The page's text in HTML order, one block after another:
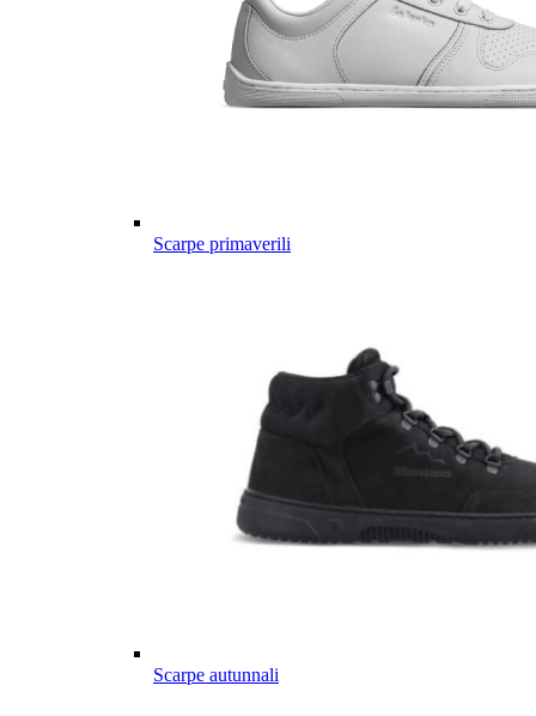
Scarpe primaverili
Scarpe autunnali